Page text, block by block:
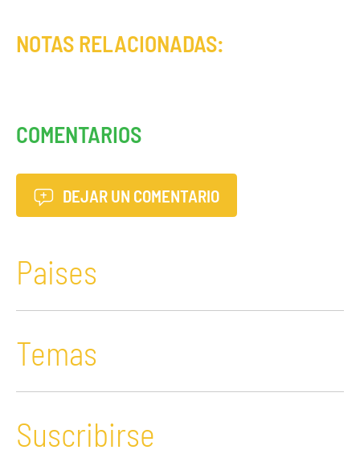
NOTAS RELACIONADAS:
COMENTARIOS
DEJAR UN COMENTARIO
Paises
Temas
Suscribirse